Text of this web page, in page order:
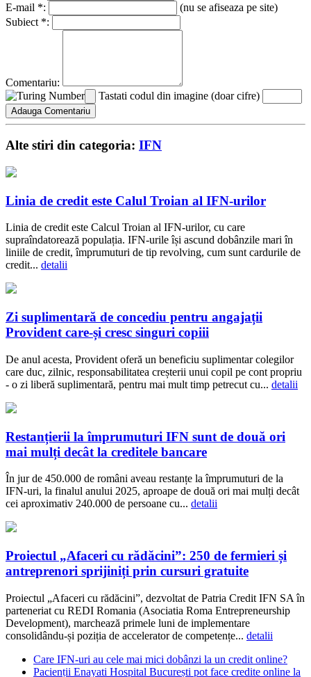
E-mail *:
(nu se afiseaza pe site)
Subiect *:
Comentariu:
Tastati codul din imagine (doar cifre)
Alte stiri din categoria: IFN
Linia de credit este Calul Troian al IFN-urilor
Linia de credit este Calcul Troian al IFN-urilor, cu care
supraîndatorează populația. IFN-urile își ascund dobânzile mari în
liniile de credit, împrumuturi de tip revolving, cum sunt cardurile de
credit... detalii
Zi suplimentară de concediu pentru angajații
Provident care-și cresc singuri copiii
De anul acesta, Provident oferă un beneficiu suplimentar colegilor
care duc, zilnic, responsabilitatea creșterii unui copil pe cont propriu
- o zi liberă suplimentară, pentru mai mult timp petrecut cu... detalii
Restanțierii la împrumuturi IFN sunt de două ori
mai mulți decât la creditele bancare
În jur de 450.000 de români aveau restanțe la împrumuturi de la
IFN-uri, la finalul anului 2025, aproape de două ori mai mulți decât
cei aproximativ 240.000 de persoane cu... detalii
Proiectul „Afaceri cu rădăcini”: 250 de fermieri și
antreprenori sprijiniți prin cursuri gratuite
Proiectul „Afaceri cu rădăcini”, dezvoltat de Patria Credit IFN SA în
parteneriat cu REDI Romania (Asociatia Roma Entrepreneurship
Development), marchează primele luni de implementare
consolidându-și poziția de accelerator de competențe... detalii
Care IFN-uri au cele mai mici dobânzi la un credit online?
Pacienții Enayati Hospital București pot face credite online la